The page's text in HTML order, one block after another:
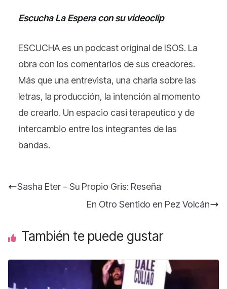
Escucha La Espera con su videoclip
ESCUCHA es un podcast original de ISOS. La
obra con los comentarios de sus creadores.
Más que una entrevista, una charla sobre las
letras, la producción, la intención al momento
de crearlo. Un espacio casi terapeutico y de
intercambio entre los integrantes de las
bandas.
Sasha Eter – Su Propio Gris: Reseña
En Otro Sentido en Pez Volcán
También te puede gustar